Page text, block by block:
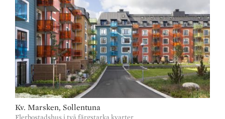
Kv. Marsken, Sollentuna
Flerbostadshus i två färgstarka kvarter